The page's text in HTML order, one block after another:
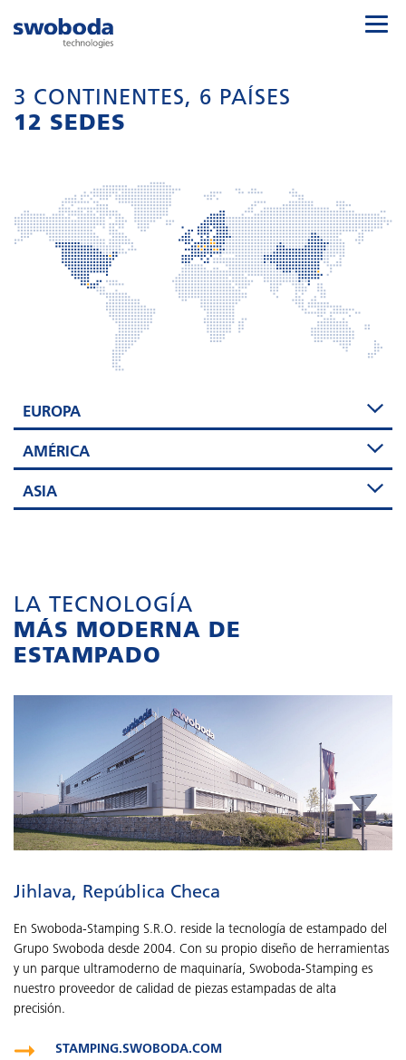
3 CONTINENTES, 6 PAÍSES
12 SEDES
EUROPA
AMÉRICA
ASIA
LA TECNOLOGÍA
MÁS MODERNA DE
ESTAMPADO
Jihlava, República Checa
En Swoboda-Stamping S.R.O. reside la tecnología de estampado del
Grupo Swoboda desde 2004. Con su propio diseño de herramientas
y un parque ultramoderno de maquinaría, Swoboda-Stamping es
nuestro proveedor de calidad de piezas estampadas de alta
precisión.
STAMPING.SWOBODA.COM